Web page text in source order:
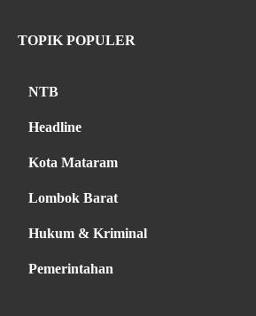
TOPIK POPULER
NTB
Headline
Kota Mataram
Lombok Barat
Hukum & Kriminal
Pemerintahan